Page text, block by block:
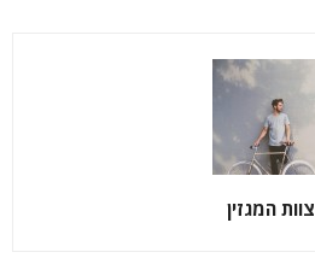
צוות המגזין